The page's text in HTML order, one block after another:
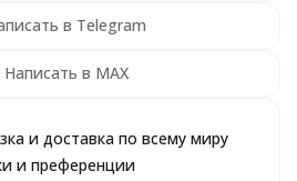
в Telegram
Написать в MAX
и доставка по всему миру
и преференции